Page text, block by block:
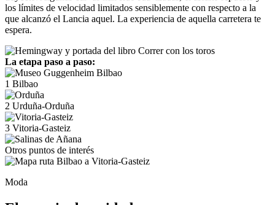
los límites de velocidad limitados sensiblemente con respecto a la
que alcanzó el Lancia aquel. La experiencia de aquella carretera te
espera.
La etapa paso a paso:
1 Bilbao
2 Urduña-Orduña
3 Vitoria-Gasteiz
Otros puntos de interés
Moda